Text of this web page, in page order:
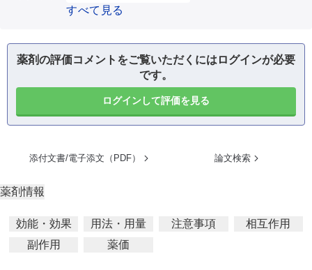
すべて見る
薬剤の評価コメントをご覧いただくにはログインが必要
です。
ログインして評価を見る
添付文書/電子添文（PDF） 論文検索
薬剤情報
効能・効果 用法・用量 注意事項
相互作用
副作用
薬価